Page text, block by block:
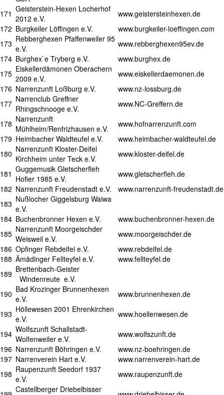
171 Geisterstein-Hexen Locherhof
2012 e.V.
www.geistersteinhexen.de
172 Burgkeiler Löffingen e.V.
www.burgkeiler-loeffingen.com
173 Rebberghexen Pfaffenweiler 95
e.V.
www.rebberghexen95ev.de
174 Burghex`e Tryberg e.V.
www.burghex.de
175 Eiskellerdämonen Oberachern
2009 e.V.
www.eiskellerdaemonen.de
176 Narrenzunft Loßburg e.V.
www.nz-lossburg.de
177 Narrenclub Greffner
Rhingschnooge e.V.
www.NC-Greffern.de
178 Narrenzunft
Mühlheim/Renfrizhausen e.V.
www.hofnarrenzunft.com
179 Heimbacher Waldteufel e.V.
www.heimbacher-waldteufel.de
180 Narrenzunft Kloster-Deifel
Kirchheim unter Teck e.V.
www.kloster-deifel.de
181 Guggemusik Gletscherfleh
Hofier 1985 e.V.
www.gletscherfleh.de
182 Narrenzunft Freudenstadt e.V. www.narrenzunft-freudenstadt.de
183 Nußlocher Giggelsburg Waiwa
e.V.
184 Buchenbronner Hexen e.V.
www.buchenbronner-hexen.de
185 Narrenzunft Moorgeischder
Weisweil e.V.
www.moorgeischder.de
186 Opfinger Rebdeifel e.V.
www.rebdeifel.de
188 Ämädinger Fellteyfel e.V.
www.fellteyfel.de
189 Brettenbach-Geister
Windenreute e.V.
190 Bad Krozinger Brunnenhexen
e.V.
www.brunnenhexen.de
193 Höllewesen 2001 Ehrenkirchen
e.V.
www.hoellenwesen.de
194 Wolfszunft Schallstadt-
Wolfenweiler e.V.
www.wolfszunft.de
196 Narrenzunft Böhringen e.V.
www.nz-boehringen.de
197 Narrenverein Hart e.V.
www.narrenverein-hart.de
198 Raupenzunft Seedorf 1937
e.V.
www.raupenzunft.de
Castellberger Driebelbisser